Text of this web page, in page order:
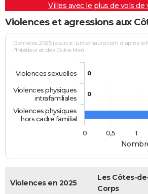
Villes avec le plus de vols de
Violences et agressions aux
Données 2025 (source : Linternaute.com d'après le
l'Intérieur et des Outre-Mer)
0
0
Violences sexuelles
Violences physiques
intrafamiliales
Violences physiques
hors cadre familial
0
0,5 1
Violences en 2025
Les Côtes-
Corps